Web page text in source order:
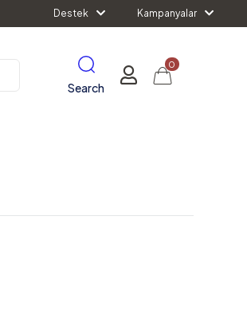
Destek Kampanyalar
Search
0